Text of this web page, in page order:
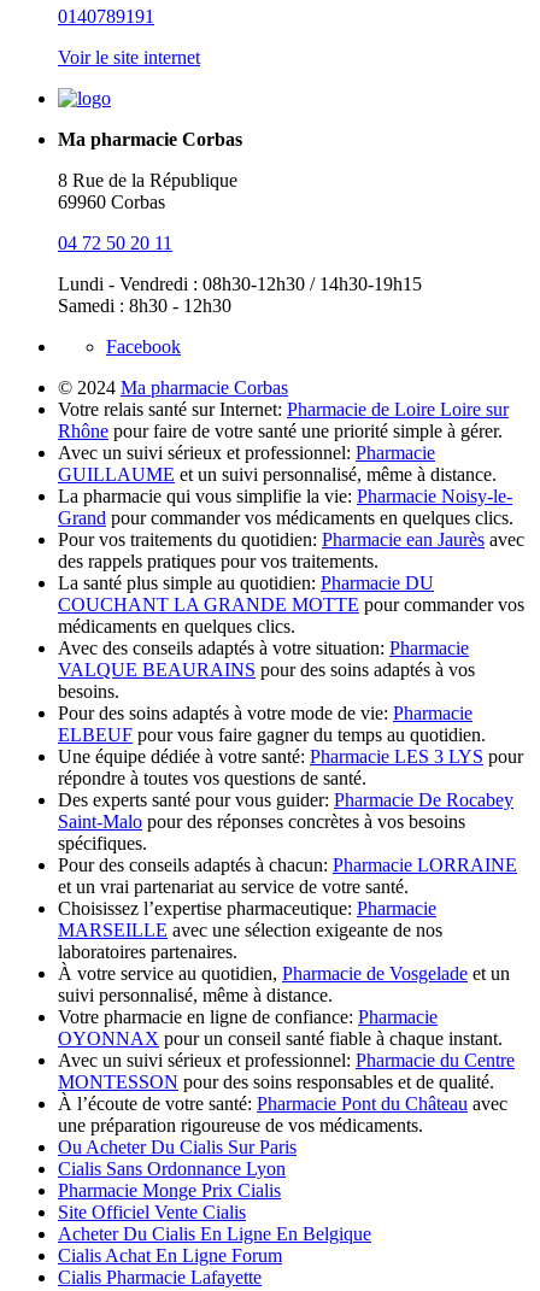
0140789191
Voir le site internet
Ma pharmacie Corbas
8 Rue de la République
69960 Corbas
04 72 50 20 11
Lundi - Vendredi : 08h30-12h30 / 14h30-19h15
Samedi : 8h30 - 12h30
Facebook
© 2024 Ma pharmacie Corbas
Votre relais santé sur Internet: Pharmacie de Loire Loire sur
Rhône pour faire de votre santé une priorité simple à gérer.
Avec un suivi sérieux et professionnel: Pharmacie
GUILLAUME et un suivi personnalisé, même à distance.
La pharmacie qui vous simplifie la vie: Pharmacie Noisy-le-
Grand pour commander vos médicaments en quelques clics.
Pour vos traitements du quotidien: Pharmacie ean Jaurès avec
des rappels pratiques pour vos traitements.
La santé plus simple au quotidien: Pharmacie DU
COUCHANT LA GRANDE MOTTE pour commander vos
médicaments en quelques clics.
Avec des conseils adaptés à votre situation: Pharmacie
VALQUE BEAURAINS pour des soins adaptés à vos
besoins.
Pour des soins adaptés à votre mode de vie: Pharmacie
ELBEUF pour vous faire gagner du temps au quotidien.
Une équipe dédiée à votre santé: Pharmacie LES 3 LYS pour
répondre à toutes vos questions de santé.
Des experts santé pour vous guider: Pharmacie De Rocabey
Saint-Malo pour des réponses concrètes à vos besoins
spécifiques.
Pour des conseils adaptés à chacun: Pharmacie LORRAINE
et un vrai partenariat au service de votre santé.
Choisissez l’expertise pharmaceutique: Pharmacie
MARSEILLE avec une sélection exigeante de nos
laboratoires partenaires.
À votre service au quotidien, Pharmacie de Vosgelade et un
suivi personnalisé, même à distance.
Votre pharmacie en ligne de confiance: Pharmacie
OYONNAX pour un conseil santé fiable à chaque instant.
Avec un suivi sérieux et professionnel: Pharmacie du Centre
MONTESSON pour des soins responsables et de qualité.
À l’écoute de votre santé: Pharmacie Pont du Château avec
une préparation rigoureuse de vos médicaments.
Ou Acheter Du Cialis Sur Paris
Cialis Sans Ordonnance Lyon
Pharmacie Monge Prix Cialis
Site Officiel Vente Cialis
Acheter Du Cialis En Ligne En Belgique
Cialis Achat En Ligne Forum
Cialis Pharmacie Lafayette